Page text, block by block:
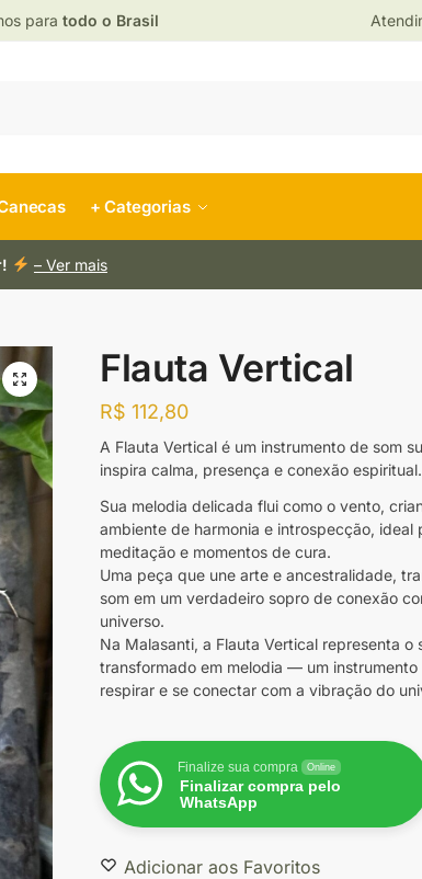
para todo o Brasil
+ Categorias
– Ver mais
Flauta Vertical
R$ 112,80
A Flauta Vertical é um instrumento de som
inspira calma, presença e conexão espiritual.
Sua melodia delicada flui como o vento,
ambiente de harmonia e introspecção, ideal
meditação e momentos de cura.
Uma peça que une arte e ancestralidade,
som em um verdadeiro sopro de conexão
universo.
Na Malasanti, a Flauta Vertical representa o
transformado em melodia — um instrumento
respirar e se conectar com a vibração do
Finalize sua compra Online
Finalizar compra pelo
WhatsApp
Adicionar aos Favoritos